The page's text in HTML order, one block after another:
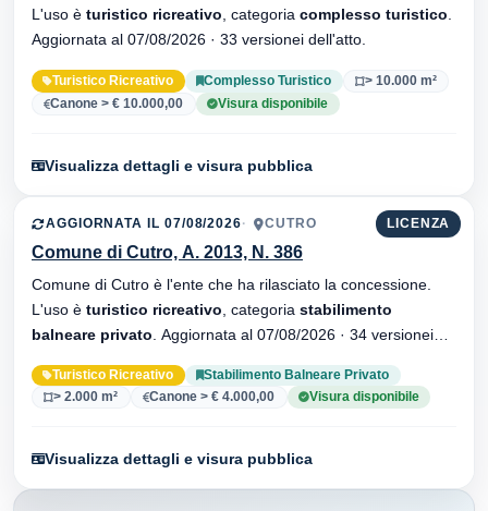
L'uso è turistico ricreativo , categoria complesso turistico
Aggiornata al 07/08/2026 · 33 versionei dell'atto.
Turistico Ricreativo Complesso Turistico
> 10.000 m²
Canone > € 10.000,00
Visura disponibile
Visualizza dettagli e visura pubblica
LICENZA
AGGIORNATA IL 07/08/2026 CUTRO
Comune di Cutro, A. 2013, N. 386
Comune di Cutro è l'ente che ha rilasciato la concessione.
L'uso è turistico ricreativo , categoria stabilimento
balneare privato
Turistico Ricreativo
Stabilimento Balneare Privato
> 2.000 m²
Canone > € 4.000,00 Visura disponibile
Visualizza dettagli e visura pubblica